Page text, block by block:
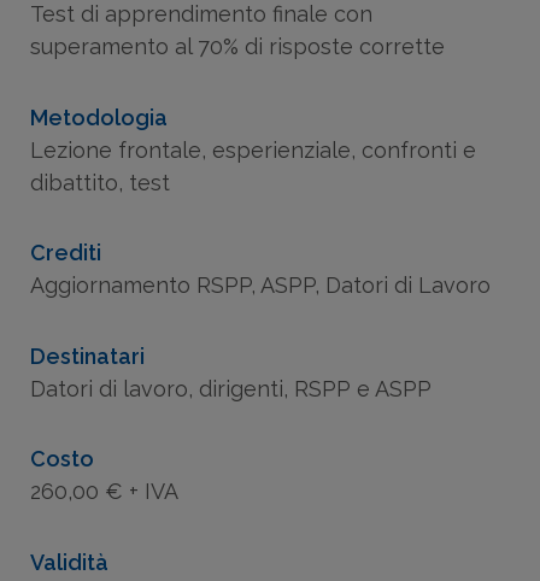
Test di apprendimento finale con
superamento al 70% di risposte corrette
Metodologia
Lezione frontale, esperienziale, confronti e
dibattito, test
Crediti
Aggiornamento RSPP, ASPP, Datori di Lavoro
Destinatari
Datori di lavoro, dirigenti, RSPP e ASPP
Costo
260,00 € + IVA
Validità